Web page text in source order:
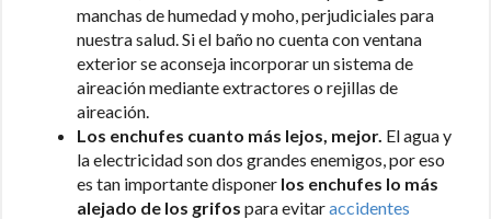
manchas de humedad y moho, perjudiciales para
nuestra salud. Si el baño no cuenta con ventana
exterior se aconseja incorporar un sistema de
aireación mediante extractores o rejillas de
aireación.
Los enchufes cuanto más lejos, mejor. El agua y
la electricidad son dos grandes enemigos, por eso
es tan importante disponer los enchufes lo más
alejado de los grifos para evitaraccidentes